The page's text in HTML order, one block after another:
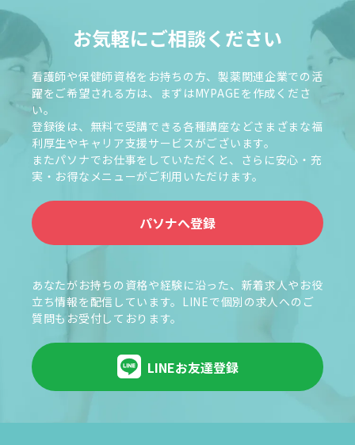
お気軽にご相談ください
看護師や保健師資格をお持ちの方、製薬関連企業での活
躍をご希望される方は、まずはMYPAGEを作成くださ
い。
登録後は、無料で受講できる各種講座などさまざまな福
利厚生やキャリア支援サービスがございます。
またパソナでお仕事をしていただくと、さらに安心・充
実・お得なメニューがご利用いただけます。
パソナへ登録
あなたがお持ちの資格や経験に沿った、新着求人やお役
立ち情報を配信しています。LINEで個別の求人へのご
質問もお受付しております。
LINEお友達登録